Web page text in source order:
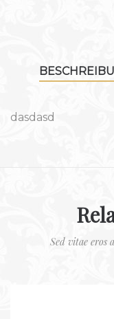
dasdasd
Sed vitae eros